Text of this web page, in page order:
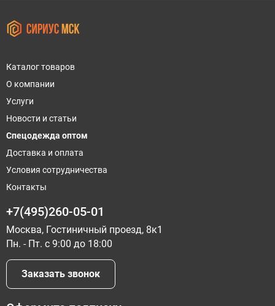
Каталог товаров
О компании
Услуги
Новости и статьи
Спецодежда оптом
Доставка и оплата
Условия сотрудничества
Контакты
+7(495)260-05-01
Москва, Гостиничный проезд, 8к1
Пн. - Пт. с 9:00 до 18:00
Заказать звонок